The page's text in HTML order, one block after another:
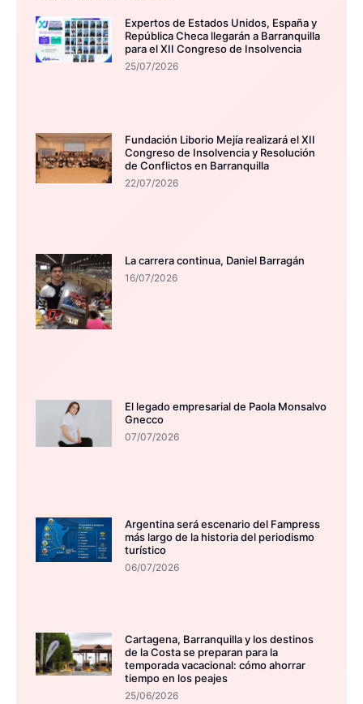
Expertos de Estados Unidos, España y
República Checa llegarán a Barranquilla
para el XII Congreso de Insolvencia
25/07/2026
Fundación Liborio Mejía realizará el XII
Congreso de Insolvencia y Resolución
de Conflictos en Barranquilla
22/07/2026
La carrera continua, Daniel Barragán
16/07/2026
El legado empresarial de Paola Monsalvo
Gnecco
07/07/2026
Argentina será escenario del Fampress
más largo de la historia del periodismo
turístico
06/07/2026
Cartagena, Barranquilla y los destinos
de la Costa se preparan para la
temporada vacacional: cómo ahorrar
tiempo en los peajes
25/06/2026